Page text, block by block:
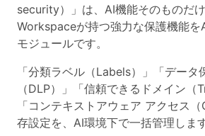
security）」は、AI機能そのものだ
Workspaceが持つ強力な保護機能を
モジュールです。
「分類ラベル（Labels）」「データ
（DLP）」「信頼できるドメイン（
「コンテキストアウェア アクセス
存設定を、AI環境下で一括管理します